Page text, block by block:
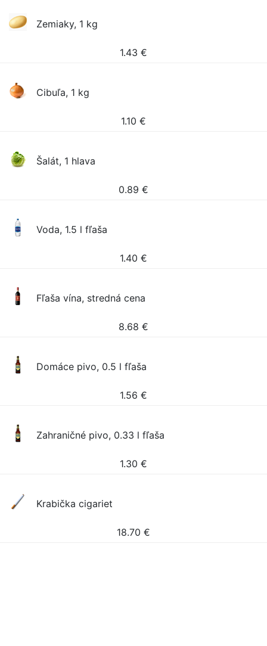
Zemiaky, 1 kg
1.43 €
Cibuľa, 1 kg
1.10 €
Šalát, 1 hlava
0.89 €
Voda, 1.5 l fľaša
1.40 €
Fľaša vína, stredná cena
8.68 €
Domáce pivo, 0.5 l fľaša
1.56 €
Zahraničné pivo, 0.33 l fľaša
1.30 €
Krabička cigariet
18.70 €